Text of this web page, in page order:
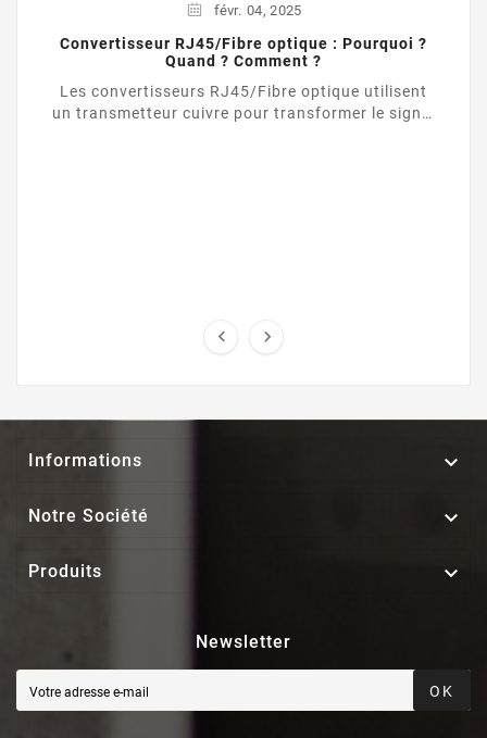
févr. 04, 2025
Convertisseur RJ45/Fibre optique : Pourquoi ?
Quand ? Comment ?
Les convertisseurs RJ45/Fibre optique utilisent
un transmetteur cuivre pour transformer le signal
 
Informations 
Notre Société 
Produits 
Newsletter
OK